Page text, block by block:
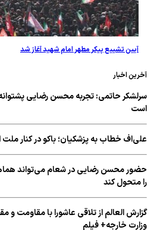
آیین تشییع پیکر مطهر امام شهید آغاز شد
اخبار
حاتمی: تجربه محسن رضایی پشتوانه‌ای
خطاب به پزشکیان؛ باکو در کنار ملت ایران
محسن رضایی در شعام می‌تواند هماهنگی
متحول کند
العالم از تلاقی عاشورا با مقاومت و مقابله
خارجه+ فیلم